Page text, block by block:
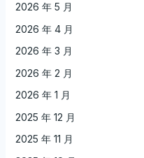
2026 年 5 月
2026 年 4 月
2026 年 3 月
2026 年 2 月
2026 年 1 月
2025 年 12 月
2025 年 11 月